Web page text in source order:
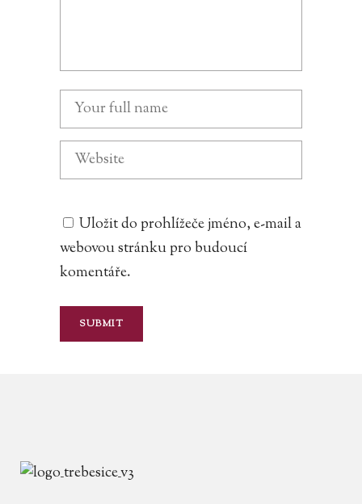
Uložit do prohlížeče jméno, e-mail a
webovou stránku pro budoucí
komentáře.